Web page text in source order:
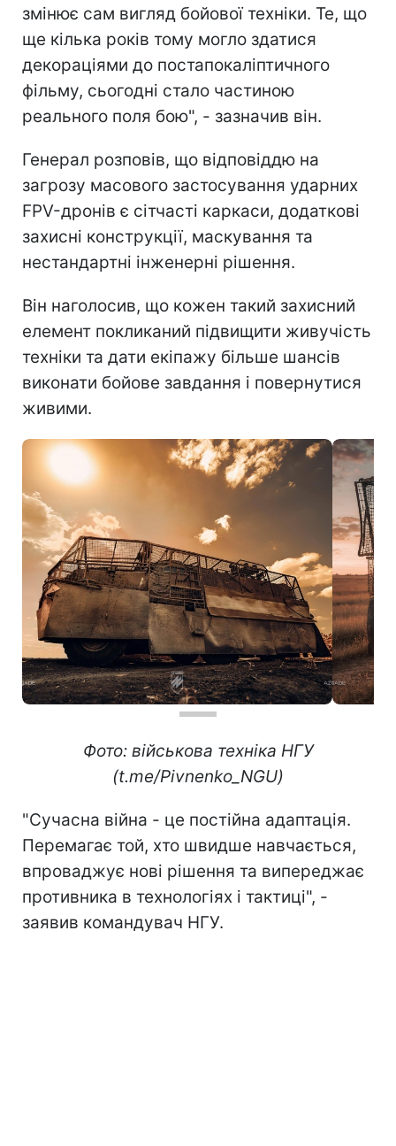
змінює сам вигляд бойової техніки. Те, що
ще кілька років тому могло здатися
декораціями до постапокаліптичного
фільму, сьогодні стало частиною
реального поля бою", - зазначив він.
Генерал розповів, що відповіддю на
загрозу масового застосування ударних
FPV-дронів є сітчасті каркаси, додаткові
захисні конструкції, маскування та
нестандартні інженерні рішення.
Він наголосив, що кожен такий захисний
елемент покликаний підвищити живучість
техніки та дати екіпажу більше шансів
виконати бойове завдання і повернутися
живими.
Фото: військова техніка НГУ
(t.me/Pivnenko_NGU)
"Сучасна війна - це постійна адаптація.
Перемагає той, хто швидше навчається,
впроваджує нові рішення та випереджає
противника в технологіях і тактиці", -
заявив командувач НГУ.